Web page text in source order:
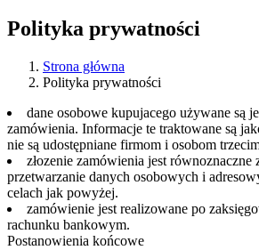
Polityka prywatności
Strona główna
Polityka prywatności
dane osobowe kupujacego używane są
zamówienia. Informacje te traktowane są
nie są udostępniane firmom i osobom
złozenie zamówienia jest równoznaczne
przetwarzanie danych osobowych i
celach jak powyżej.
zamówienie jest realizowane po
rachunku bankowym.
Postanowienia końcowe